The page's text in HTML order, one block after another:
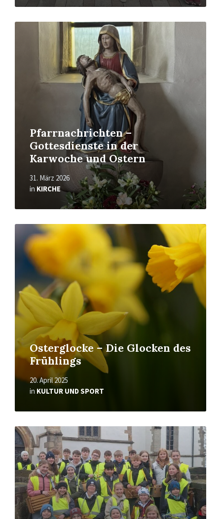
Pfarrnachrichten –
Gottesdienste in der
Karwoche und Ostern
31. März 2026
in KIRCHE
Read
Osterglocke – Die Glocken des
Frühlings
20. April 2025
in KULTUR UND SPORT
Read
More
Read
More